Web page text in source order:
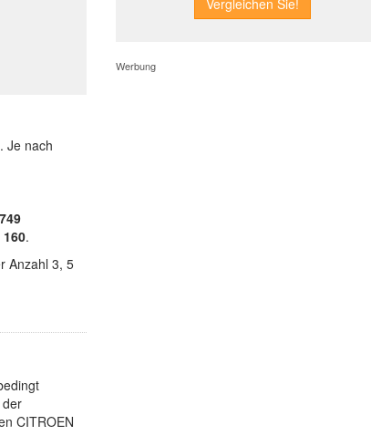
Je nach
160.
Anzahl 3, 5
CITROEN
Werbung